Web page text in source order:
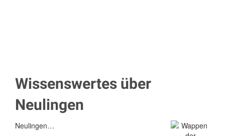
Wissenswertes über
Neulingen
Neulingen…